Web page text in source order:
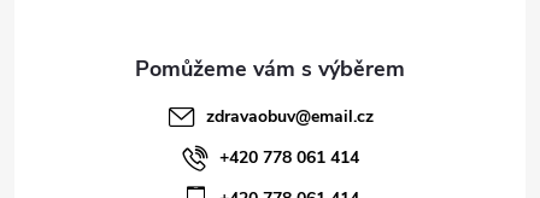
zdravaobuv@email.cz
+420 778 061 414